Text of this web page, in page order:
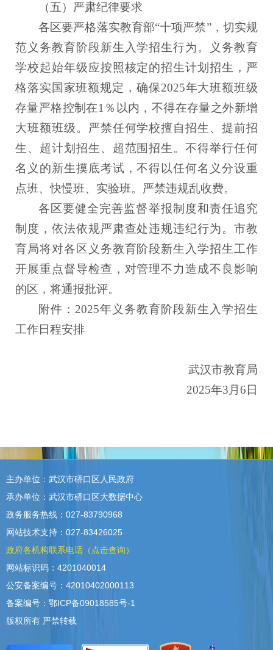
（五）严肃纪律要求
各区要严格落实教育部“十项严禁”，切实规
范义务教育阶段新生入学招生行为。义务教育
学校起始年级应按照核定的招生计划招生，严
格落实国家班额规定，确保2025年大班额班级
存量严格控制在1％以内，不得在存量之外新增
大班额班级。严禁任何学校擅自招生、提前招
生、超计划招生、超范围招生。不得举行任何
名义的新生摸底考试，不得以任何名义分设重
点班、快慢班、实验班。严禁违规乱收费。
各区要健全完善监督举报制度和责任追究
制度，依法依规严肃查处违规违纪行为。市教
育局将对各区义务教育阶段新生入学招生工作
开展重点督导检查，对管理不力造成不良影响
的区，将通报批评。
附件：2025年义务教育阶段新生入学招生
工作日程安排
武汉市教育局
2025年3月6日
主办单位：武汉市硚口区人民政府
承办单位：武汉市硚口区大数据中心
政务服务热线：027-83790968
网站技术支持：027-83426025
政府各机构联系电话（点击查询）
网站标识码：4201040014
公安备案编号：42010402000113
备案编号：鄂ICP备09018585号-1
版权所有 严禁转载